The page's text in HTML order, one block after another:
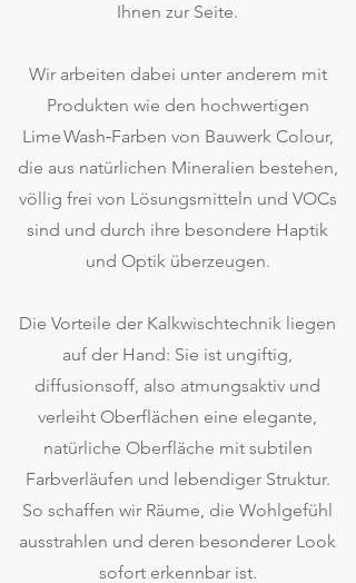
Ihnen zur Seite.
Wir arbeiten dabei unter anderem mit
Produkten wie den hochwertigen
Lime Wash‑Farben von Bauwerk Colour,
die aus natürlichen Mineralien bestehen,
völlig frei von Lösungsmitteln und VOCs
sind und durch ihre besondere Haptik
und Optik überzeugen.
Die Vorteile der Kalkwischtechnik liegen
auf der Hand: Sie ist ungiftig,
diffusionsoff, also atmungsaktiv und
verleiht Oberflächen eine elegante,
natürliche Oberfläche mit subtilen
Farbverläufen und lebendiger Struktur.
So schaffen wir Räume, die Wohlgefühl
ausstrahlen und deren besonderer Look
sofort erkennbar ist.